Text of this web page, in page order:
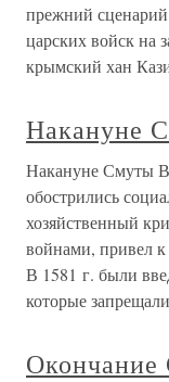
прежний
царских войск на
крымский хан
Накануне
Накануне Смуты В
обострились
хозяйственный
войнами, привел к
В 1581 г. были
которые